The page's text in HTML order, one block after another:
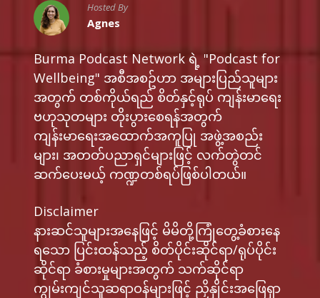
Hosted By
Agnes
Burma Podcast Network ရဲ့ "Podcast for
Wellbeing" အစီအစဥ်ဟာ အများပြည်သူများ
အတွက် တစ်ကိုယ်ရည် စိတ်နှင့်ရုပ် ကျန်းမာရေး
ဗဟုသုတများ တိုးပွားစေရန်အတွက်
ကျန်းမာရေးအထောက်အကူပြု အဖွဲ့အစည်း
များ၊ အတတ်ပညာရှင်များဖြင့် လက်တွဲတင်
ဆက်ပေးမယ့် ကဏ္ဍတစ်ရပ်ဖြစ်ပါတယ်။
Disclaimer
နားဆင်သူများအနေဖြင့် မိမိတို့ကြုံတွေ့ခံစားနေ
ရသော ပြင်းထန်သည့် စိတ်ပိုင်းဆိုင်ရာ/ရုပ်ပိုင်း
ဆိုင်ရာ ခံစားမှုများအတွက် သက်ဆိုင်ရာ
ကျွမ်းကျင်သူဆရာဝန်များဖြင့် ညှိနှိုင်းအဖြေရှာ